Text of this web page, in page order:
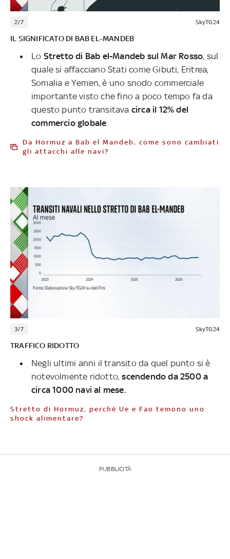
2/7 SkyTG24
IL SIGNIFICATO DI BAB EL-MANDEB
Lo Stretto di Bab el-Mandeb sul Mar Rosso, sul
quale si affacciano Stati come Gibuti, Eritrea,
Somalia e Yemen, è uno snodo commerciale
importante visto che fino a poco tempo fa da
questo punto transitava circa il 12% del
commercio globale
Da Hormuz a Bab el Mandeb, come sono cambiati
gli attacchi alle navi?
3/7 SkyTG24
TRAFFICO RIDOTTO
Negli ultimi anni il transito da quel punto si è
notevolmente ridotto,scendendo da 2500 a
circa 1000 navi al mese.
Stretto di Hormuz, perché Ue e Fao temono uno
shock alimentare?
PUBBLICITÀ